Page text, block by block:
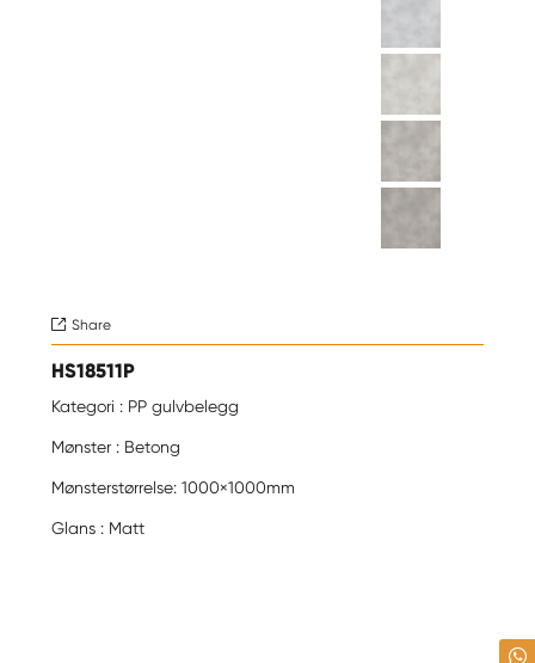
 Share
HS18511P
Kategori : PP gulvbelegg
Mønster : Betong
Mønsterstørrelse: 1000×1000mm
Glans : Matt